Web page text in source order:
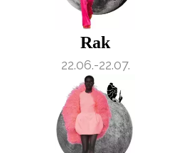
Rak
22.06.-22.07.